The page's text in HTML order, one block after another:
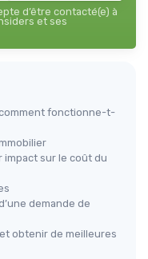
d’être contacté(e) à
et ses
comment fonctionne-t-
impact sur le coût du
demande de
obtenir de meilleures